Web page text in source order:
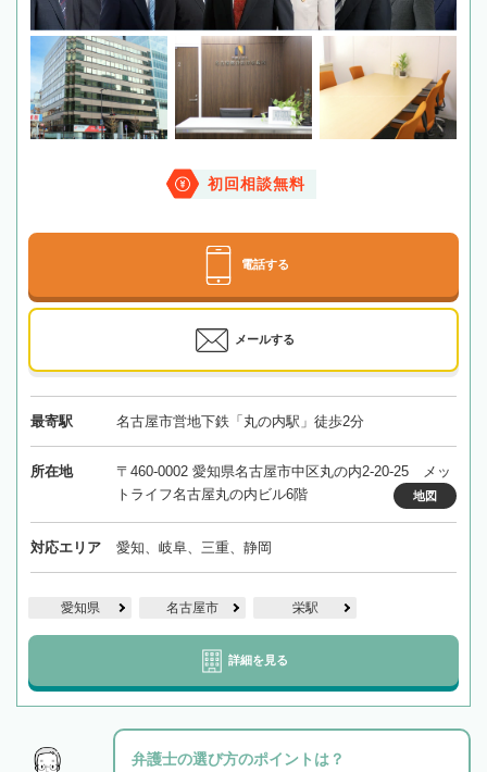
初回相談無料
電話する
メールする
最寄駅 名古屋市営地下鉄「丸の内駅」徒歩2分
所在地
〒460-0002 愛知県名古屋市中区丸の内2-20-25 メッ
トライフ名古屋丸の内ビル6階
地図
対応エリア 愛知、岐阜、三重、静岡
愛知県 名古屋市 栄駅
詳細を見る
弁護士の選び方のポイントは？